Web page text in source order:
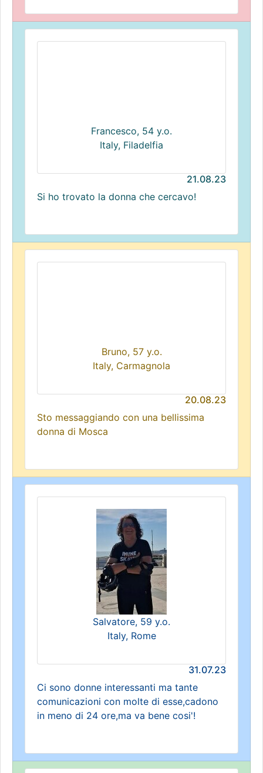
Francesco, 54 y.o.
Italy, Filadelfia
21.08.23
Si ho trovato la donna che cercavo!
Bruno, 57 y.o.
Italy, Carmagnola
20.08.23
Sto messaggiando con una bellissima
donna di Mosca
Salvatore, 59 y.o.
Italy, Rome
31.07.23
Ci sono donne interessanti ma tante
comunicazioni con molte di esse,cadono
in meno di 24 ore,ma va bene cosi'!